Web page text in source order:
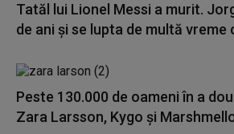
Tatăl lui Lionel Messi a murit.
de ani și se lupta de multă vreme
Peste 130.000 de oameni în a
Zara Larsson, Kygo și